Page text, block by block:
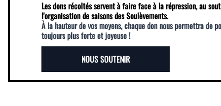
Les dons récoltés servent à faire face à la répression, au
l'organisation de saisons des Soulèvements.
À la hauteur de vos moyens, chaque don nous permettra de
toujours plus forte et joyeuse !
NOUS SOUTENIR